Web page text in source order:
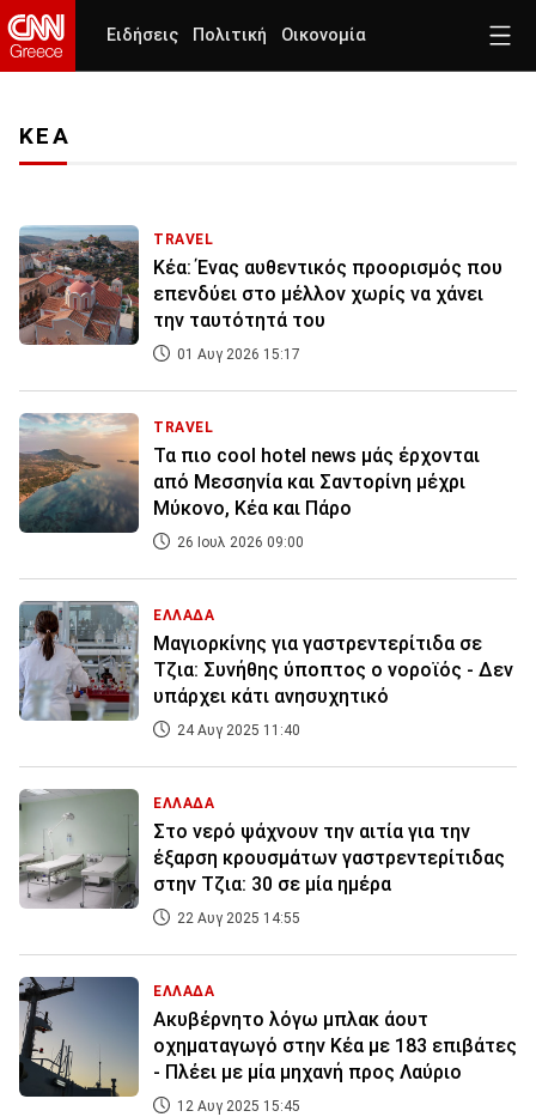
Ειδήσεις Πολιτική Οικονομία
ΚΕΑ
TRAVEL
Κέα: Ένας αυθεντικός προορισμός που
επενδύει στο μέλλον χωρίς να χάνει
την ταυτότητά του
01 Αυγ 2026 15:17
TRAVEL
Τα πιο cool hotel news μάς έρχονται
από Μεσσηνία και Σαντορίνη μέχρι
Μύκονο, Κέα και Πάρο
26 Ιουλ 2026 09:00
ΕΛΛΑΔΑ
Μαγιορκίνης για γαστρεντερίτιδα σε
Τζια: Συνήθης ύποπτος ο νοροϊός - Δεν
υπάρχει κάτι ανησυχητικό
24 Αυγ 2025 11:40
ΕΛΛΑΔΑ
Στο νερό ψάχνουν την αιτία για την
έξαρση κρουσμάτων γαστρεντερίτιδας
στην Τζια: 30 σε μία ημέρα
22 Αυγ 2025 14:55
ΕΛΛΑΔΑ
Ακυβέρνητο λόγω μπλακ άουτ
οχηματαγωγό στην Κέα με 183 επιβάτες
- Πλέει με μία μηχανή προς Λαύριο
12 Αυγ 2025 15:45